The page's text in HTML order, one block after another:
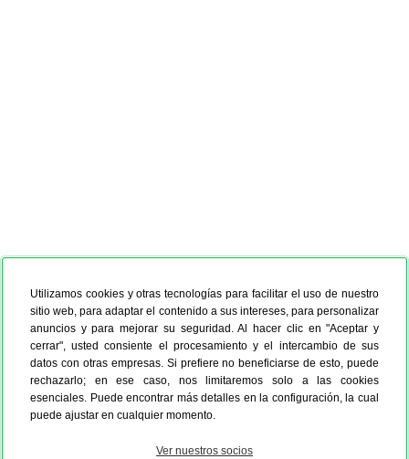
Utilizamos cookies y otras tecnologías para facilitar el uso de nuestro
sitio web, para adaptar el contenido a sus intereses, para personalizar
anuncios y para mejorar su seguridad. Al hacer clic en "Aceptar y
cerrar", usted consiente el procesamiento y el intercambio de sus
datos con otras empresas. Si prefiere no beneficiarse de esto, puede
rechazarlo; en ese caso, nos limitaremos solo a las cookies
esenciales. Puede encontrar más detalles en la configuración, la cual
puede ajustar en cualquier momento.
Ver nuestros socios